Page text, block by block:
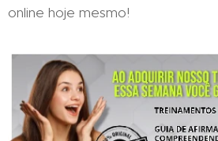
online hoje mesmo!